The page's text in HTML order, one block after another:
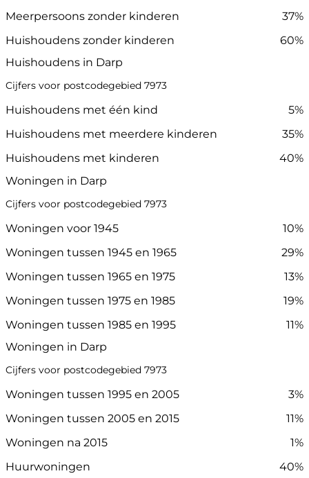
Meerpersoons zonder kinderen
37%
Huishoudens zonder kinderen
60%
Huishoudens in Darp
Cijfers voor postcodegebied 7973
Huishoudens met één kind
5%
Huishoudens met meerdere kinderen
35%
Huishoudens met kinderen
40%
Woningen in Darp
Cijfers voor postcodegebied 7973
Woningen voor 1945
10%
Woningen tussen 1945 en 1965
29%
Woningen tussen 1965 en 1975
13%
Woningen tussen 1975 en 1985
19%
Woningen tussen 1985 en 1995
11%
Woningen in Darp
Cijfers voor postcodegebied 7973
Woningen tussen 1995 en 2005
3%
Woningen tussen 2005 en 2015
11%
Woningen na 2015
1%
Huurwoningen
40%